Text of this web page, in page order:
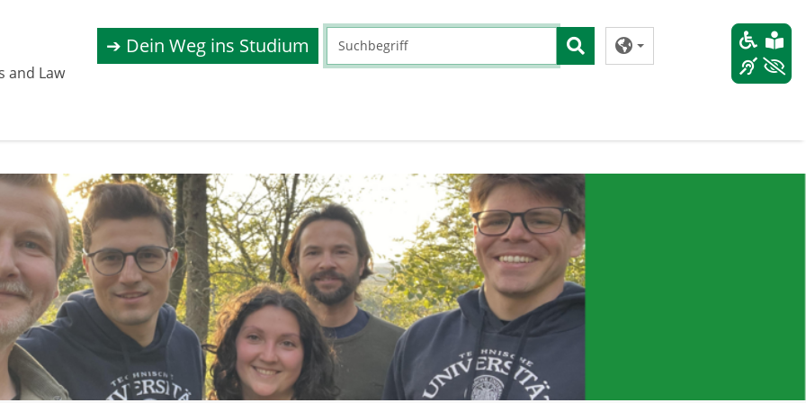
and Law
➔ Dein Weg ins Studium